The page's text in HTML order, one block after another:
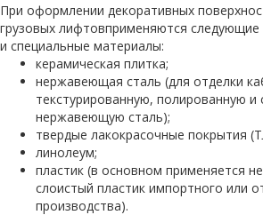
При оформлении декоративных
грузовых лифтовприменяются
и специальные материалы:
керамическая плитка;
нержавеющая сталь (для отделки
текстурированную, полированную и
нержавеющую сталь);
твердые лакокрасочные покрытия
линолеум;
пластик (в основном применяется
слоистый пластик импортного или
производства).